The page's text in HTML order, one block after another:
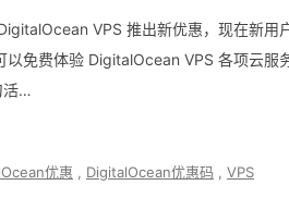
VPS 推出新优惠，现在新
免费体验 DigitalOcean VPS 各项云服
活…
优惠 DigitalOcean优惠码 VPS